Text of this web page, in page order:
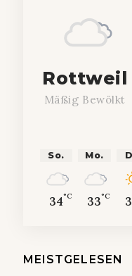
Rottweil
Mäßig Bewölkt
So.
34°C
Mo.
33°C
MEISTGELESEN